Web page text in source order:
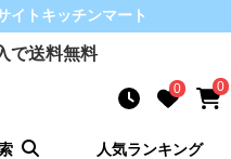
イト キッチンマート
で送料無料
0 0
人気ランキング